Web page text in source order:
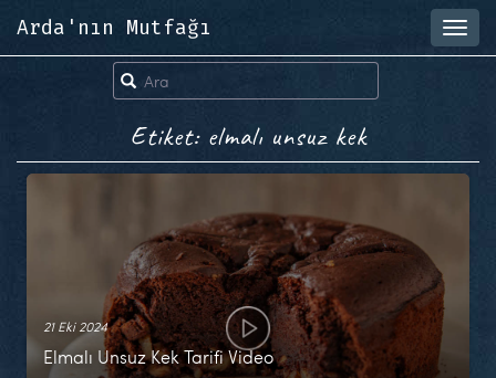
Arda'nın Mutfağı
Etiket: elmalı unsuz kek
21 Eki 2024
Elmalı Unsuz Kek Tarifi Video